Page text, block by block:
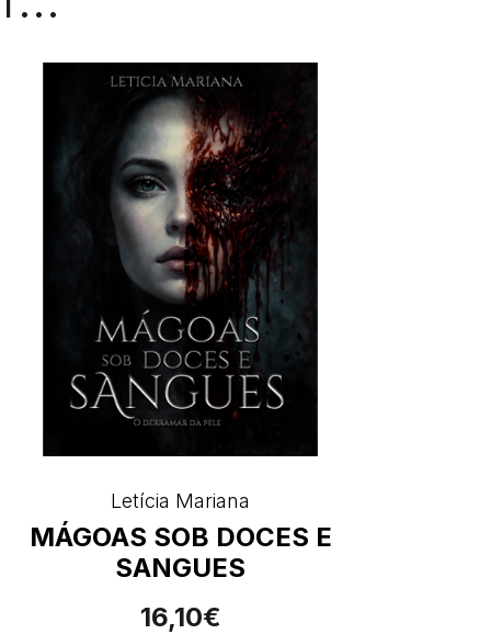
Letícia Mariana
MÁGOAS SOB DOCES E
SANGUES
16,10€